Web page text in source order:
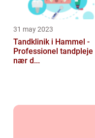
31 may 2023
Tandklinik i Hammel -
Professionel tandpleje
nær d...